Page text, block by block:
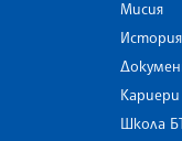
Мисия
История
Кариери
Школа